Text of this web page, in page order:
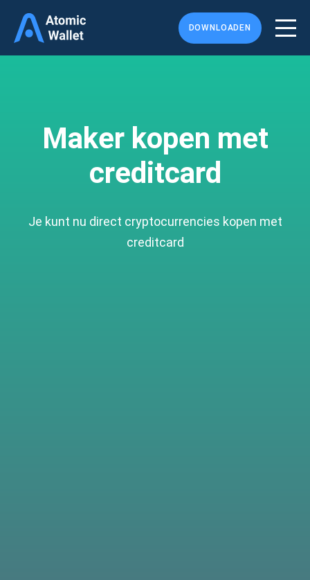
DOWNLOADEN
Maker kopen met
creditcard
Je kunt nu direct cryptocurrencies kopen met
creditcard